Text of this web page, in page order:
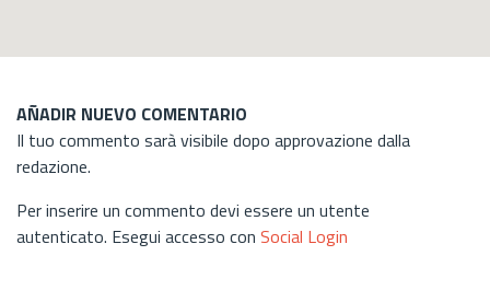
AÑADIR NUEVO COMENTARIO
Il tuo commento sarà visibile dopo approvazione dalla
redazione.
Per inserire un commento devi essere un utente
autenticato. Esegui accesso con Social Login